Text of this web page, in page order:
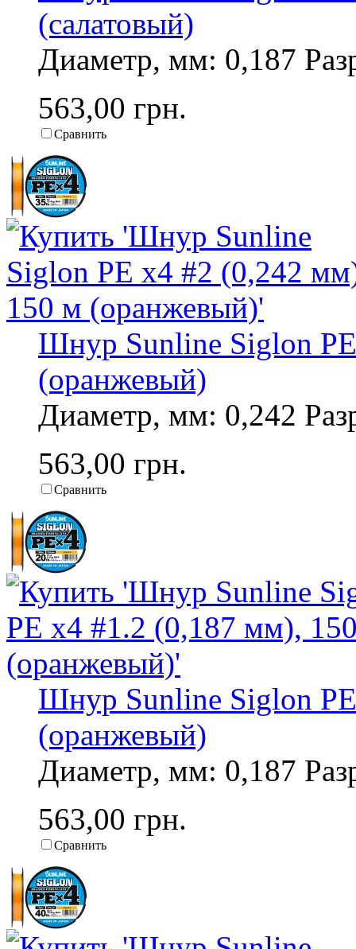
(салатовый)
Диаметр, мм: 0,187
563,00 грн.
Сравнить
Шнур Sunline Siglon
(оранжевый)
Диаметр, мм: 0,242
563,00 грн.
Сравнить
Шнур Sunline Siglon
(оранжевый)
Диаметр, мм: 0,187
563,00 грн.
Сравнить